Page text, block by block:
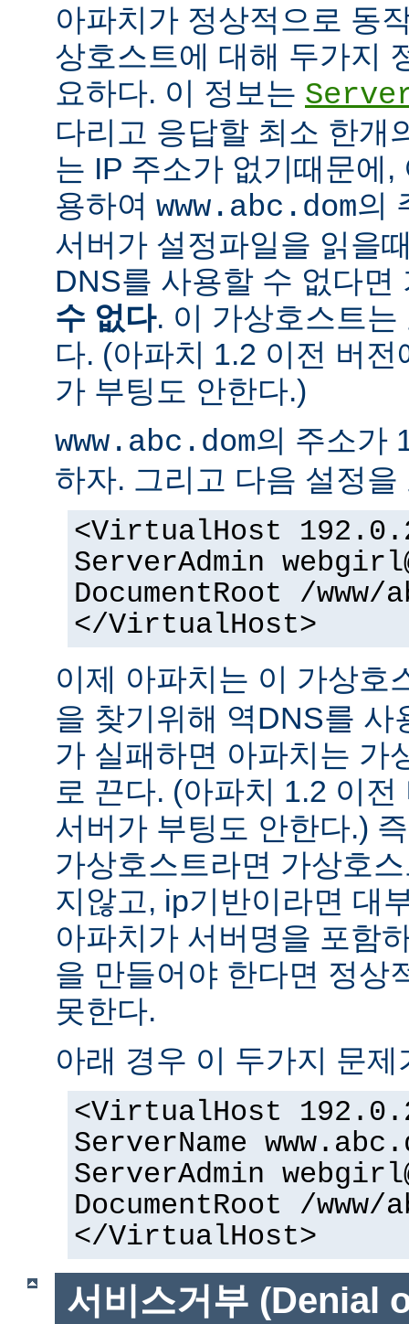
아파치가 정상적으로 동
상호스트에 대해 두가지
요하다. 이 정보는
다리고 응답할 최소 한개
는 IP 주소가 없기때문에
용하여 www.abc.dom의
서버가 설정파일을 읽을
DNS를 사용할 수 없다
수 없다. 이 가상호스트
다. (아파치 1.2 이전 버
가 부팅도 안한다.)
www.abc.dom의 주소가
하자. 그리고 다음 설정을
<VirtualHost
ServerAdmin
DocumentRoot /www/
</VirtualHost>
이제 아파치는 이 가상호
을 찾기위해 역DNS를 사
가 실패하면 아파치는 가
로 끈다. (아파치 1.2 이
서버가 부팅도 안한다.)
가상호스트라면 가상호
지않고, ip기반이라면 대
아파치가 서버명을 포함
을 만들어야 한다면 정상
못한다.
아래 경우 이 두가지 문제
<VirtualHost
ServerName
ServerAdmin
DocumentRoot /www/
</VirtualHost>
서비스거부 (Denial